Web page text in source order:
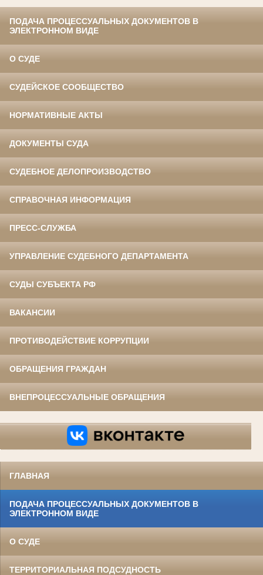
ПОДАЧА ПРОЦЕССУАЛЬНЫХ ДОКУМЕНТОВ В
ЭЛЕКТРОННОМ ВИДЕ
О СУДЕ
СУДЕЙСКОЕ СООБЩЕСТВО
НОРМАТИВНЫЕ АКТЫ
ДОКУМЕНТЫ СУДА
СУДЕБНОЕ ДЕЛОПРОИЗВОДСТВО
СПРАВОЧНАЯ ИНФОРМАЦИЯ
ПРЕСС-СЛУЖБА
УПРАВЛЕНИЕ СУДЕБНОГО ДЕПАРТАМЕНТА
СУДЫ СУБЪЕКТА РФ
ВАКАНСИИ
ПРОТИВОДЕЙСТВИЕ КОРРУПЦИИ
ОБРАЩЕНИЯ ГРАЖДАН
ВНЕПРОЦЕССУАЛЬНЫЕ ОБРАЩЕНИЯ
ГЛАВНАЯ
ПОДАЧА ПРОЦЕССУАЛЬНЫХ ДОКУМЕНТОВ В
ЭЛЕКТРОННОМ ВИДЕ
О СУДЕ
ТЕРРИТОРИАЛЬНАЯ ПОДСУДНОСТЬ